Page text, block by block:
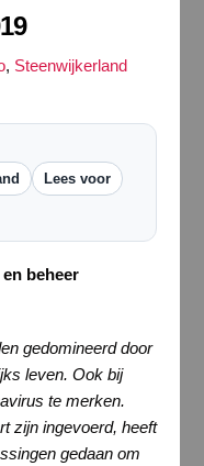
, Steenwijkerland
Lees voor
beheer
gedomineerd door
leven. Ook bij
te merken.
zijn ingevoerd, heeft
gedaan om